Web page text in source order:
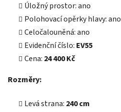
Úložný prostor: ano
Polohovací opěrky hlavy: ano
Celočalouněná: ano
Evidenční číslo: EV55
Cena: 24 400 Kč
Rozměry:
Levá strana: 240 cm